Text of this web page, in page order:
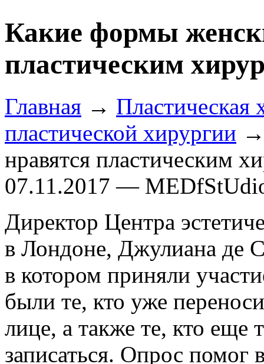
Какие формы
пластическим
Главная → Пластическая
пластической хирургии
нравятся пластическим
07.11.2017 —
Директор Центра
в Лондоне, Джулиана де
в котором приняли
были те, кто уже
лице, а также те, кто еще
записаться. Опрос помог